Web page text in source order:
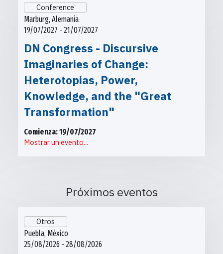
Conference
Marburg, Alemania
19/07/2027 - 21/07/2027
DN Congress - Discursive
Imaginaries of Change:
Heterotopias, Power,
Knowledge, and the "Great
Transformation"
Comienza: 19/07/2027
Mostrar un evento...
Próximos eventos
Otros
Puebla, México
25/08/2026 - 28/08/2026